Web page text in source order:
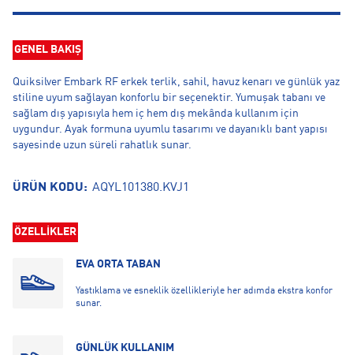
GENEL BAKIŞ
Quiksilver Embark RF erkek terlik, sahil, havuz kenarı ve günlük yaz
stiline uyum sağlayan konforlu bir seçenektir. Yumuşak tabanı ve
sağlam dış yapısıyla hem iç hem dış mekânda kullanım için
uygundur. Ayak formuna uyumlu tasarımı ve dayanıklı bant yapısı
sayesinde uzun süreli rahatlık sunar.
ÜRÜN KODU: AQYL101380.KVJ1
ÖZELLİKLER
EVA ORTA TABAN
Yastıklama ve esneklik özellikleriyle her adımda ekstra konfor
sunar.
GÜNLÜK KULLANIM